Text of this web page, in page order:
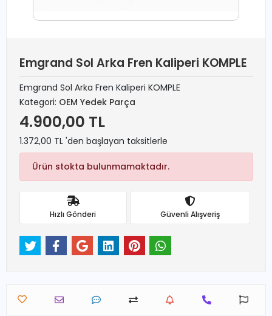
Emgrand Sol Arka Fren Kaliperi KOMPLE
Emgrand Sol Arka Fren Kaliperi KOMPLE
Kategori: OEM Yedek Parça
4.900,00 TL
1.372,00 TL 'den başlayan taksitlerle
Ürün stokta bulunmamaktadır.
Hızlı Gönderi Güvenli Alışveriş